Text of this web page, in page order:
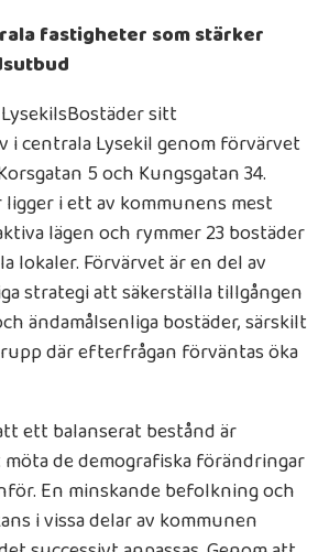
fastigheter som stärker
sitt
i centrala Lysekil genom förvärvet
5 och Kungsgatan 34.
i ett av kommunens mest
lägen och rymmer 23 bostäder
lokaler. Förvärvet är en del av
strategi att säkerställa tillgången
ändamålsenliga bostäder, särskilt
där efterfrågan förväntas öka
ett balanserat bestånd är
de demografiska förändringar
En minskande befolkning och
i vissa delar av kommunen